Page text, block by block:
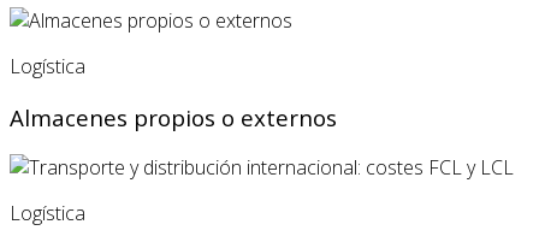
Logística
Almacenes propios o externos
Logística